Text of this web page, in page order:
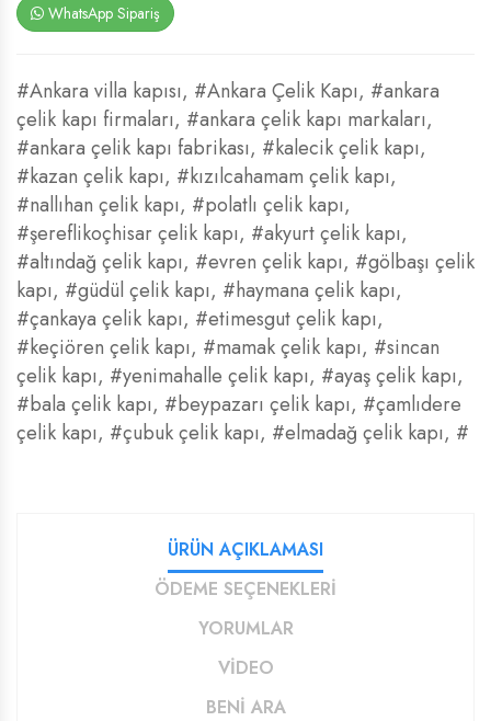
WhatsApp Sipariş
#Ankara villa kapısı, #Ankara Çelik Kapı, #ankara
çelik kapı firmaları, #ankara çelik kapı markaları,
#ankara çelik kapı fabrikası, #kalecik çelik kapı,
#kazan çelik kapı, #kızılcahamam çelik kapı,
#nallıhan çelik kapı, #polatlı çelik kapı,
#şereflikoçhisar çelik kapı, #akyurt çelik kapı,
#altındağ çelik kapı, #evren çelik kapı, #gölbaşı çelik
kapı, #güdül çelik kapı, #haymana çelik kapı,
#çankaya çelik kapı, #etimesgut çelik kapı,
#keçiören çelik kapı, #mamak çelik kapı, #sincan
çelik kapı, #yenimahalle çelik kapı, #ayaş çelik kapı,
#bala çelik kapı, #beypazarı çelik kapı, #çamlıdere
çelik kapı, #çubuk çelik kapı, #elmadağ çelik kapı, #
ÜRÜN AÇIKLAMASI
ÖDEME SEÇENEKLERİ
YORUMLAR
VIDEO
BENİ ARA